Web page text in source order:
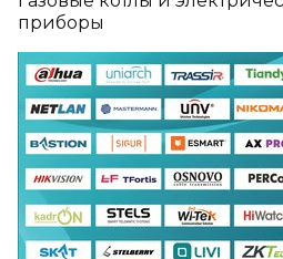
приборы